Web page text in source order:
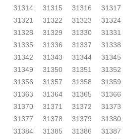
31314
31315 31316 31317
31321
31322 31323 31324
31328
31329 31330 31331
31335
31336 31337 31338
31342
31343 31344 31345
31349
31350 31351 31352
31356
31357 31358 31359
31363
31364 31365 31366
31370
31371 31372 31373
31377
31378 31379 31380
31384
31385 31386 31387